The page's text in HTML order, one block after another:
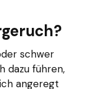
schwer
dazu führen,
angeregt